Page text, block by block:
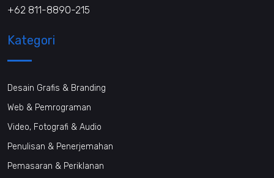
+62 811-8890-215
Kategori
Desain Grafis & Branding
Web & Pemrograman
Video, Fotografi & Audio
Penulisan & Penerjemahan
Pemasaran & Periklanan